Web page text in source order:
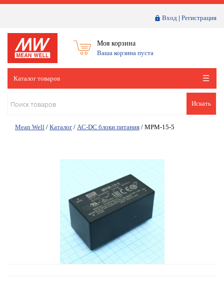
Вход | Регистрация
Моя корзина
Ваша корзина пуста
Каталог товаров
Искать
Mean Well / Каталог / AC-DC блоки питания / MPM-15-5